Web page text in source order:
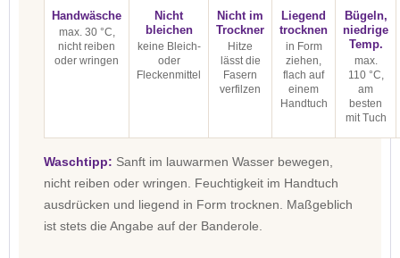
Handwäsche
max. 30 °C,
nicht reiben
oder wringen
Nicht
bleichen
keine Bleich-
oder
Fleckenmittel
Nicht im
Trockner
Hitze
lässt die
Fasern
verfilzen
Liegend
trocknen
in Form
ziehen,
flach auf
einem
Handtuch
Bügeln,
niedrige
Temp.
max.
110 °C,
am
besten
mit Tuch
Waschtipp: Sanft im lauwarmen Wasser bewegen,
nicht reiben oder wringen. Feuchtigkeit im Handtuch
ausdrücken und liegend in Form trocknen. Maßgeblich
ist stets die Angabe auf der Banderole.